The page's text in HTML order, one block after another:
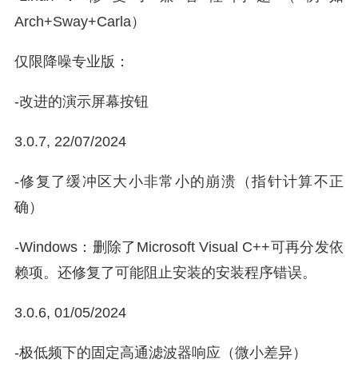
Arch+Sway+Carla）
仅限降噪专业版：
-改进的演示屏幕按钮
3.0.7, 22/07/2024
-修复了缓冲区大小非常小的崩溃（指针计算不正
确）
-Windows：删除了Microsoft Visual C++可再分发依
赖项。还修复了可能阻止安装的安装程序错误。
3.0.6, 01/05/2024
-极低频下的固定高通滤波器响应（微小差异）